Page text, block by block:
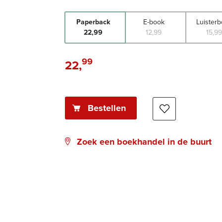
Paperback
22,99
E-book
12,99
15,99
Paperback:
22,99
Bestellen
Zoek een boekhandel in de buurt